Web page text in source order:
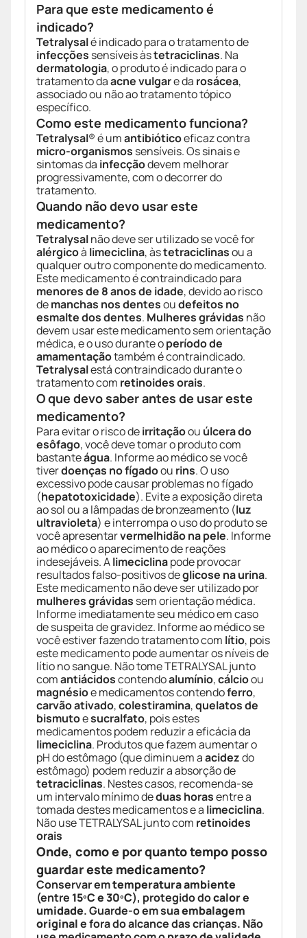
Para que este medicamento é
indicado?
Tetralysalé indicado para o tratamento de
infecções sensíveis àstetraciclinas. Na
dermatologia, o produto é indicado para o
tratamento daacne vulgare da rosácea,
associado ou não ao tratamento tópico
específico.
Como este medicamento funciona?
Tetralysal® é umantibióticoeficaz contra
micro-organismos sensíveis. Os sinais e
sintomas da infecçãodevem melhorar
progressivamente, com o decorrer do
tratamento.
Quando não devo usar este
medicamento?
Tetralysalnão deve ser utilizado se você for
alérgicoà limeciclina, àstetraciclinasou a
qualquer outro componente do medicamento.
Este medicamento é contraindicado para
menores de 8 anos de idade, devido ao risco
demanchas nos dentesoudefeitos no
esmalte dos dentes. Mulheres grávidas não
devem usar este medicamento sem orientação
médica, e o uso durante operíodo de
amamentaçãotambém é contraindicado.
Tetralysalestá contraindicado durante o
tratamento com retinoides orais.
O que devo saber antes de usar este
medicamento?
Para evitar o risco deirritaçãoou úlcera do
esôfago, você deve tomar o produto com
bastanteágua. Informe ao médico se você
tiverdoenças no fígadoou rins. O uso
excessivo pode causar problemas no fígado
(hepatotoxicidade). Evite a exposição direta
ao sol ou a lâmpadas de bronzeamento (luz
ultravioleta) e interrompa o uso do produto se
você apresentarvermelhidão na pele. Informe
ao médico o aparecimento de reações
indesejáveis. Alimeciclinapode provocar
resultados falso-positivos deglicose na urina.
Este medicamento não deve ser utilizado por
mulheres grávidas sem orientação médica.
Informe imediatamente seu médico em caso
de suspeita de gravidez. Informe ao médico se
você estiver fazendo tratamento com lítio, pois
este medicamento pode aumentar os níveis de
lítio no sangue. Não tome TETRALYSAL junto
comantiácidoscontendoalumínio,cálcioou
magnésioe medicamentos contendoferro,
carvão ativado,colestiramina,quelatos de
bismutoesucralfato, pois estes
medicamentos podem reduzir a eficácia da
limeciclina. Produtos que fazem aumentar o
pH do estômago (que diminuem aacidezdo
estômago) podem reduzir a absorção de
tetraciclinas. Nestes casos, recomenda-se
um intervalo mínimo deduas horasentre a
tomada destes medicamentos e a limeciclina.
Não use TETRALYSAL junto com retinoides
orais
Onde, como e por quanto tempo posso
guardar este medicamento?
Conservar emtemperatura ambiente
(entre 15ºC e 30ºC), protegido docalore
umidade. Guarde-o em suaembalagem
originale fora do alcance das crianças. Não